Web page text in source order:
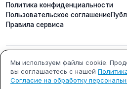
Свою прожить бы достойно.
Во мне звучит другая музыка.
выдержала и всё-таки не
Во мне шумят ветра
Иногда мне страшно.
Политика конфиденциальности
Пользовательское соглашение
Правила сервиса
ИП Кобилинский Артем
Сергеевич
Мы используем файлы cookie.
вы соглашаетесь с нашей
Согласие на обработку